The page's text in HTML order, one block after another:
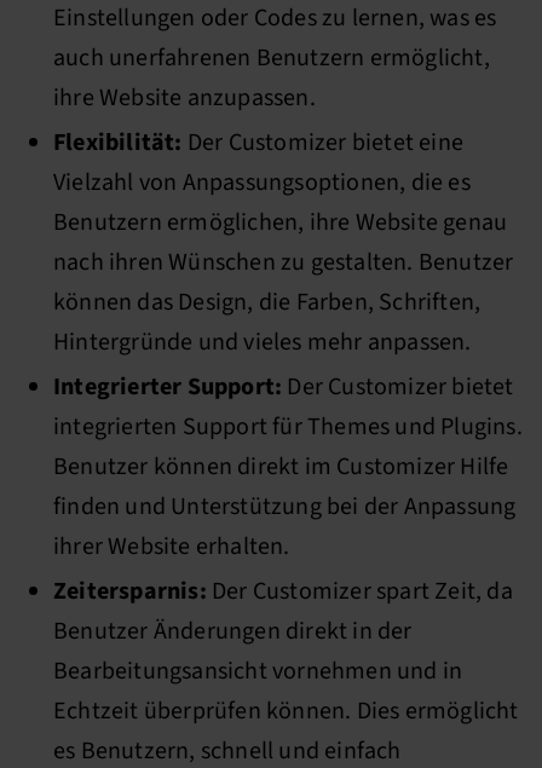
Einstellungen oder Codes zu lernen, was es
auch unerfahrenen Benutzern ermöglicht,
ihre Website anzupassen.
Flexibilität: Der Customizer bietet eine
Vielzahl von Anpassungsoptionen, die es
Benutzern ermöglichen, ihre Website genau
nach ihren Wünschen zu gestalten. Benutzer
können das Design, die Farben, Schriften,
Hintergründe und vieles mehr anpassen.
Integrierter Support: Der Customizer bietet
integrierten Support für Themes und Plugins.
Benutzer können direkt im Customizer Hilfe
finden und Unterstützung bei der Anpassung
ihrer Website erhalten.
Zeitersparnis: Der Customizer spart Zeit, da
Benutzer Änderungen direkt in der
Bearbeitungsansicht vornehmen und in
Echtzeit überprüfen können. Dies ermöglicht
es Benutzern, schnell und einfach